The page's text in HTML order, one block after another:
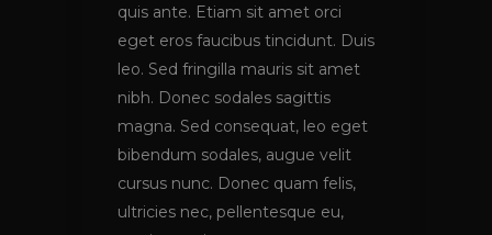
quis ante. Etiam sit amet orci
eget eros faucibus tincidunt. Duis
leo. Sed fringilla mauris sit amet
nibh. Donec sodales sagittis
magna. Sed consequat, leo eget
bibendum sodales, augue velit
cursus nunc. Donec quam felis,
ultricies nec, pellentesque eu,